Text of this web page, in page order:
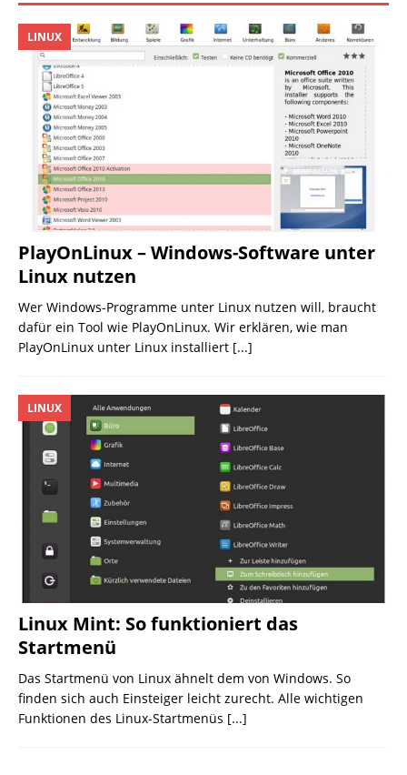
PlayOnLinux – Windows-Software unter
Linux nutzen
LINUX
Wer Windows-Programme unter Linux nutzen will, braucht
dafür ein Tool wie PlayOnLinux. Wir erklären, wie man
PlayOnLinux unter Linux installiert [...]
Linux Mint: So funktioniert das
Startmenü
LINUX
Das Startmenü von Linux ähnelt dem von Windows. So
finden sich auch Einsteiger leicht zurecht. Alle wichtigen
Funktionen des Linux-Startmenüs [...]